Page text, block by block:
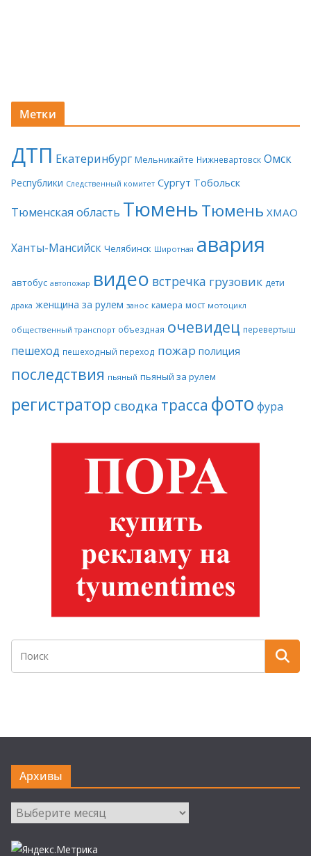
Метки
ДТП Екатеринбург Мельникайте Нижневартовск Омск
Республики Следственный комитет Сургут Тобольск
Тюменская область ТюменьТюмень ХМАО
Ханты-Мансийск Челябинск Широтная авария
автобус автопожар видео встречка грузовик дети
драка женщина за рулем занос камера мост мотоцикл
общественный транспорт объездная очевидец перевертыш
пешеход пешеходный переход пожар полиция
последствия пьяный пьяный за рулем
регистратор сводка трасса фото фура
Архивы
Архивы